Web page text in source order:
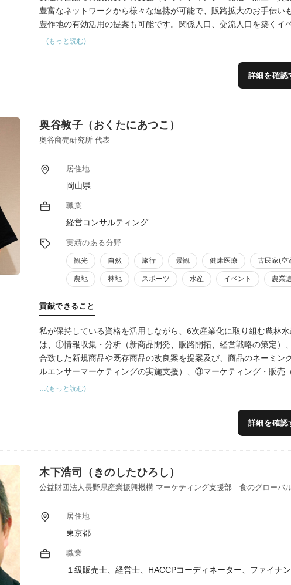
豊富なネットワークから様々な連携が可能で、販路拡大のお手伝い
豊作地の有効活用の提案も可能です。関係人口、交流人口を築くイ
生産者のお悩みを一緒に解決することが地域活性化研究所です。
…(もっと読む)
詳細を確認
奥谷敦子（おくたにあつこ）
奥谷商売研究所 代表
居住地
岡山県
職業
経営コンサルティング
実績のある分野
観光 自然 旅行 景観 健康医療 古民家(空
農地 林地 スポーツ 水産 イベント 農業
貢献できること
私が保持している資格を活用しながら、6次産業化に取り組む農林
は、①情報収集・分析（新商品開発、販路開拓、経営戦略の策定
合致した新規商品や既存商品の改良案を提案及び、商品のネーミ
ルエンサーマーケティングの実施支援）、③マーケティング・販売
立案・実行、SNSやWebサイトなどを活用した販促活動）、④人材
1級、プラクティショナー（インターナルブランディング）の資格
…(もっと読む)
詳細を確認
木下浩司（きのしたひろし）
公益財団法人長野県産業振興機構 マーケティング支援部 食のグローバ
居住地
東京都
職業
１級販売士、経営士、HACCPコーディネーター、ファイナ